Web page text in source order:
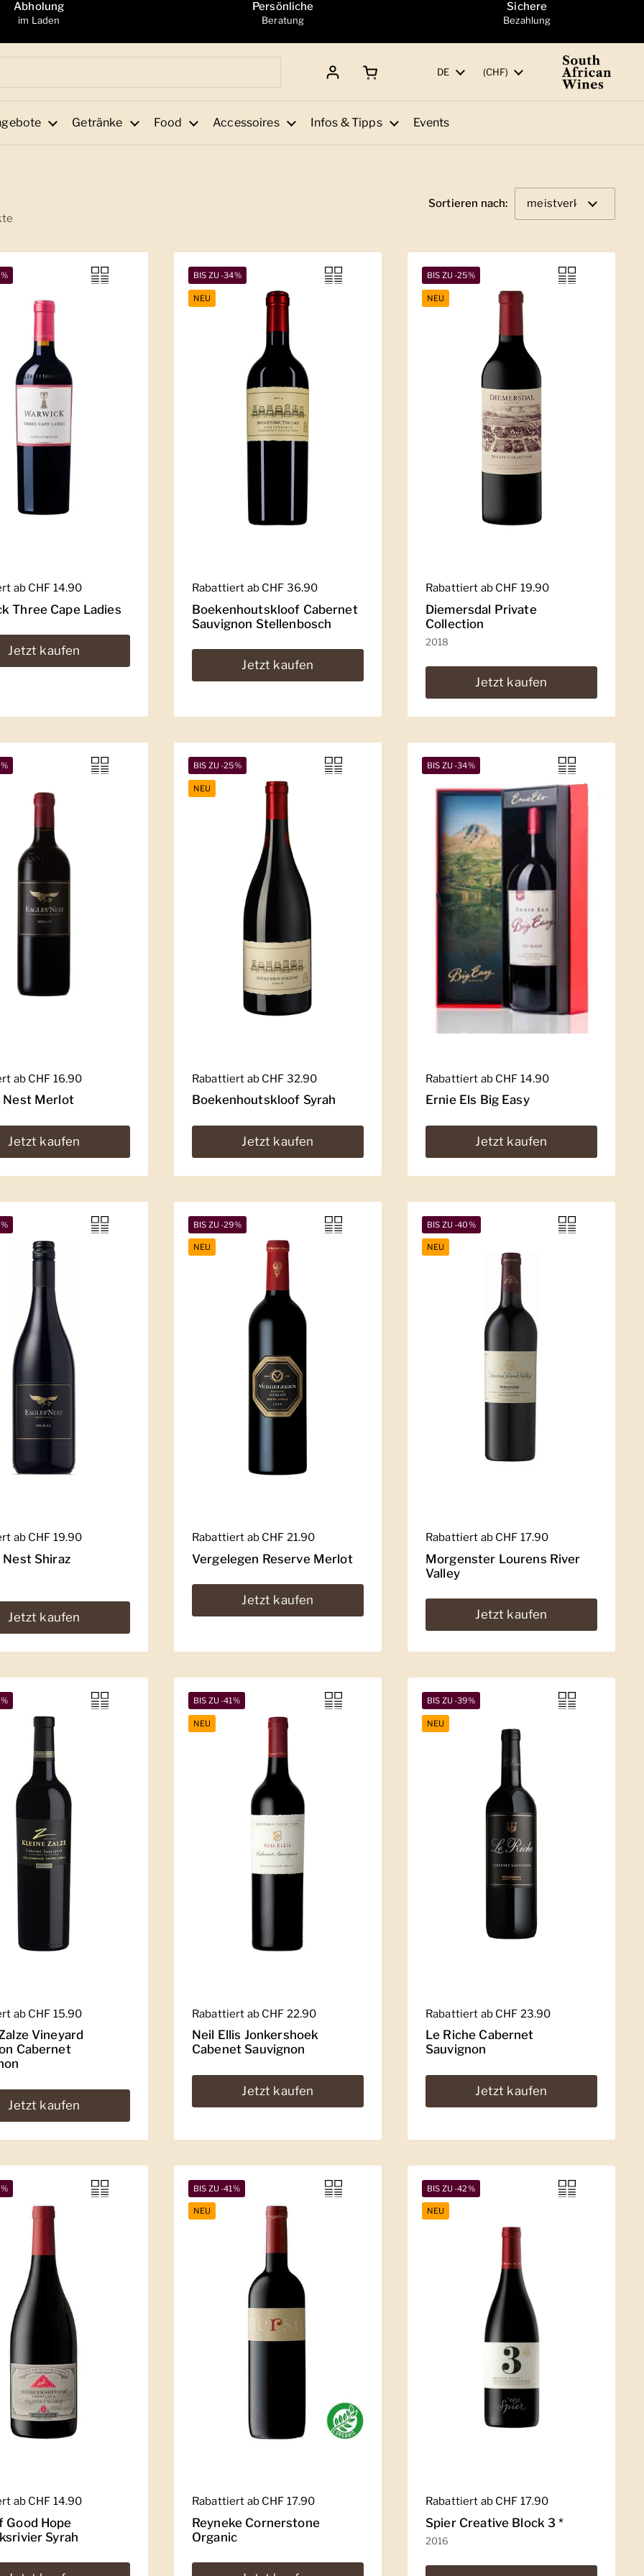
Abholung
im Laden
Persönliche
Beratung
Sichere
Bezahlung
Sprache
DE Land/Region
(CHF)
Getränke Food Accessoires Infos & Tipps Events
Sortieren nach:
Preis
ab CHF 14.90
Three Cape Ladies
Jetzt kaufen
Regulärer Preis
Rabattiert ab CHF 36.90
Boekenhoutskloof Cabernet
Sauvignon Stellenbosch
Jetzt kaufen
BIS ZU -34%
NEU
Regulärer Preis
Rabattiert ab CHF 19.90
Diemersdal Private
Collection
2018
Jetzt kaufen
BIS ZU -25%
NEU
Preis
ab CHF 16.90
Nest Merlot
Jetzt kaufen
Regulärer Preis
Rabattiert ab CHF 32.90
Boekenhoutskloof Syrah
Jetzt kaufen
BIS ZU -25%
NEU
Regulärer Preis
Rabattiert ab CHF 14.90
Ernie Els Big Easy
Jetzt kaufen
BIS ZU -34%
Preis
ab CHF 19.90
Nest Shiraz
Jetzt kaufen
Regulärer Preis
Rabattiert ab CHF 21.90
Vergelegen Reserve Merlot
Jetzt kaufen
BIS ZU -29%
NEU
Regulärer Preis
Rabattiert ab CHF 17.90
Morgenster Lourens River
Valley
Jetzt kaufen
BIS ZU -40%
NEU
Preis
ab CHF 15.90
Vineyard
Cabernet
Jetzt kaufen
Regulärer Preis
Rabattiert ab CHF 22.90
Neil Ellis Jonkershoek
Cabenet Sauvignon
Jetzt kaufen
BIS ZU -41%
NEU
Regulärer Preis
Rabattiert ab CHF 23.90
Le Riche Cabernet
Sauvignon
Jetzt kaufen
BIS ZU -39%
NEU
Preis
ab CHF 14.90
Good Hope
Syrah
Regulärer Preis
Rabattiert ab CHF 17.90
Reyneke Cornerstone
Organic
BIS ZU -41%
NEU
Regulärer Preis
Rabattiert ab CHF 17.90
Spier Creative Block 3 *
2016
BIS ZU -42%
NEU